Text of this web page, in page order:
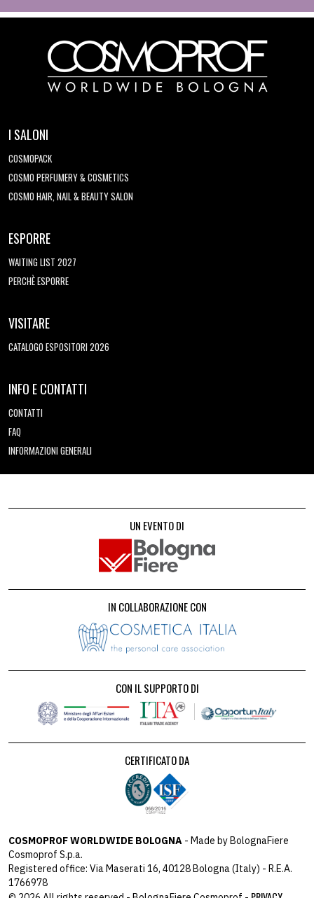
I SALONI
COSMOPACK
COSMO PERFUMERY & COSMETICS
COSMO HAIR, NAIL & BEAUTY SALON
ESPORRE
WAITING LIST 2027
PERCHÈ ESPORRE
VISITARE
CATALOGO ESPOSITORI 2026
INFO E CONTATTI
CONTATTI
FAQ
INFORMAZIONI GENERALI
UN EVENTO DI
IN COLLABORAZIONE CON
CON IL SUPPORTO DI
CERTIFICATO DA
COSMOPROF WORLDWIDE BOLOGNA - Made by BolognaFiere
Cosmoprof S.p.a.
Registered office: Via Maserati 16, 40128 Bologna (Italy) - R.E.A.
1766978